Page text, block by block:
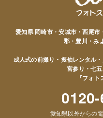
愛知県 岡崎市・安城市・西尾
郡・豊川・み
成人式の前撮り・振袖レンタル
宮参り・七
『フォ
愛知県以外からの